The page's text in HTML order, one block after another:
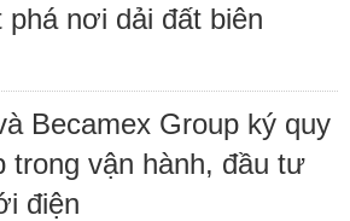
nơi dải đất biên
Becamex Group ký quy
trong vận hành, đầu tư
điện